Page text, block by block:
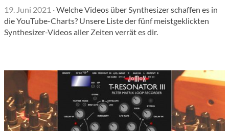
19. Juni 2021 ·Welche Videos über Synthesizer schaffen es in
die YouTube-Charts? Unsere Liste der fünf meistgeklickten
Synthesizer-Videos aller Zeiten verrät es dir.